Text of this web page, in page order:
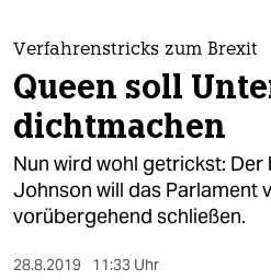
themen
politik
öko
gesellschaft
Verfahrenstricks zum Brexit
Queen soll
dichtmachen
Nun wird wohl getrickst:
Johnson will das Parlament
vorübergehend schließen.
28.8.2019 11:33 Uhr